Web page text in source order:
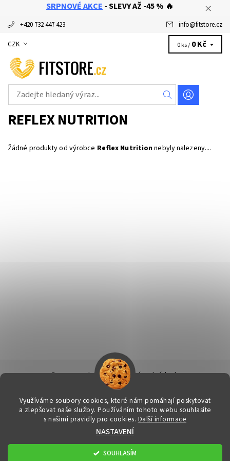
SRPNOVÉ AKCE - SLEVY AŽ -45 % 🔥
+420 732 447 423 info@fitstore.cz
CZK 0 ks / 0 Kč
REFLEX NUTRITION
Žádné produkty od výrobce Reflex Nutritionnebyly nalezeny....
Doprava a platba | Obchodní podmínky |
| Info k nákupu & reklamační řád
Kontakty
2026 © FitStore.cz - Váš eshop s doplňky stravy, všechna práva
Upravit nastavení cookies
Vytvořil Shoptet
Využíváme soubory cookies, které nám pomáhají poskytovat
a zlepšovat naše služby. Používáním tohoto webu souhlasíte
s našimi pravidly pro cookies. Další informace
NASTAVENÍ
SOUHLASÍM